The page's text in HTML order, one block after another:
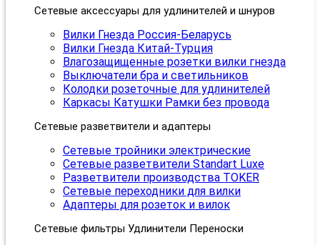
Сетевые аксессуары для удлинителей и шнуров
Вилки Гнезда Россия-Беларусь
Вилки Гнезда Китай-Турция
Влагозащищенные розетки вилки гнезда
Выключатели бра и светильников
Колодки розеточные для удлинителей
Каркасы Катушки Рамки без провода
Сетевые разветвители и адаптеры
Сетевые тройники электрические
Сетевые разветвители Standart Luxe
Разветвители производства TOKER
Сетевые переходники для вилки
Адаптеры для розеток и вилок
Сетевые фильтры Удлинители Переноски